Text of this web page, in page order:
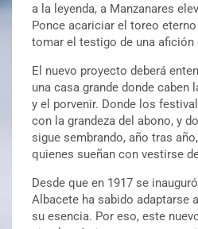
a la leyenda, a Manzanares
Ponce acariciar el toreo
tomar el testigo de una afición
El nuevo proyecto deberá
una casa grande donde caben
y el porvenir. Donde los
con la grandeza del abono, y
sigue sembrando, año tras
quienes sueñan con vestirse
Desde que en 1917 se
Albacete ha sabido adaptarse
su esencia. Por eso, este